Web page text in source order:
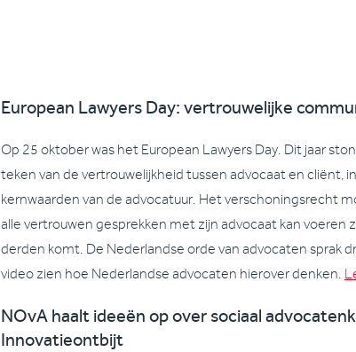
European Lawyers Day: vertrouwelijke
Op 25 oktober was het European Lawyers Day. Dit jaar
teken van de vertrouwelijkheid tussen advocaat en cliënt,
kernwaarden van de advocatuur. Het verschoningsrecht
alle vertrouwen gesprekken met zijn advocaat kan
derden komt. De Nederlandse orde van advocaten sprak
video zien hoe Nederlandse advocaten hierover denken.
NOvA haalt ideeën op over sociaal
Innovatieontbijt